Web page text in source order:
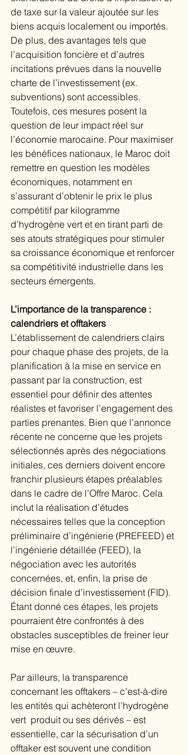
de taxe sur la valeur ajoutée sur les
biens acquis localement ou importés.
De plus, des avantages tels que
l’acquisition foncière et d’autres
incitations prévues dans la nouvelle
charte de l’investissement (ex.
subventions) sont accessibles.
Toutefois, ces mesures posent la
question de leur impact réel sur
l’économie marocaine. Pour maximiser
les bénéfices nationaux, le Maroc doit
remettre en question les modèles
économiques, notamment en
s’assurant d’obtenir le prix le plus
compétitif par kilogramme
d’hydrogène vert et en tirant parti de
ses atouts stratégiques pour stimuler
sa croissance économique et renforcer
sa compétitivité industrielle dans les
secteurs émergents.
L’importance de la transparence :
calendriers et offtakers
L’établissement de calendriers clairs
pour chaque phase des projets, de la
planification à la mise en service en
passant par la construction, est
essentiel pour définir des attentes
réalistes et favoriser l’engagement des
parties prenantes. Bien que l’annonce
récente ne concerne que les projets
sélectionnés après des négociations
initiales, ces derniers doivent encore
franchir plusieurs étapes préalables
dans le cadre de l’Offre Maroc. Cela
inclut la réalisation d’études
nécessaires telles que la conception
préliminaire d’ingénierie (PREFEED) et
l’ingénierie détaillée (FEED), la
négociation avec les autorités
concernées, et, enfin, la prise de
décision finale d’investissement (FID).
Étant donné ces étapes, les projets
pourraient être confrontés à des
obstacles susceptibles de freiner leur
mise en œuvre.
Par ailleurs, la transparence
concernant les offtakers – c’est-à-dire
les entités qui achèteront l’hydrogène
vert  produit ou ses dérivés – est
essentielle, car la sécurisation d’un
offtaker est souvent une condition